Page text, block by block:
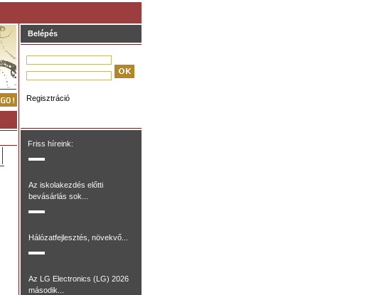
Belépés
Regisztráció
Friss híreink:
Az iskolakezdés előtti
bevásárlás sok...
Hálózatfejlesztés, növekvő...
Az LG Electronics (LG) 2026
második...